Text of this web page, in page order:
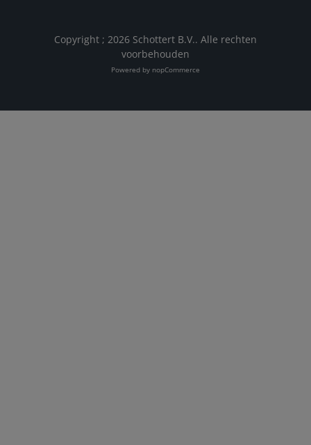
Copyright ; 2026 Schottert B.V.. Alle rechten
voorbehouden
Powered by nopCommerce